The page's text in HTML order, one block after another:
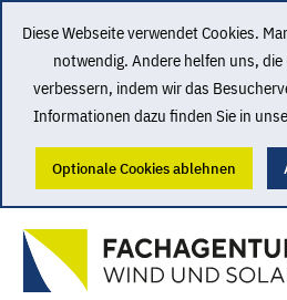
Diese Webseite verwendet Cookies.
notwendig. Andere helfen uns,
verbessern, indem wir das
Informationen dazu finden Sie in
Optionale Cookies ablehnen